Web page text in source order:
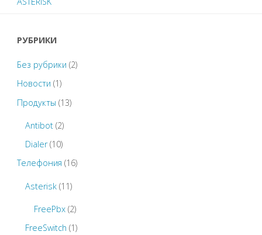
РУБРИКИ
Без рубрики (2)
Новости (1)
Продукты (13)
Antibot (2)
Dialer(10)
Телефония (16)
Asterisk (11)
FreePbx(2)
FreeSwitch (1)